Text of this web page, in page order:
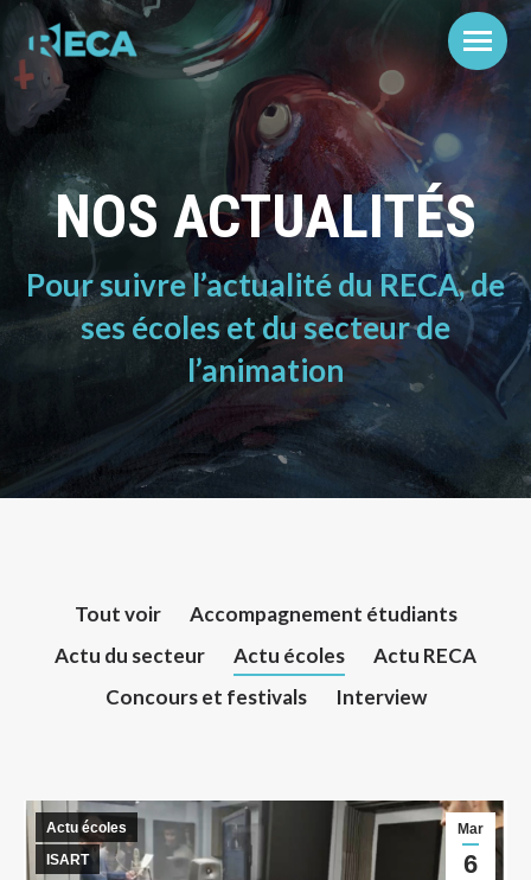
NOS ACTUALITÉS
Pour suivre l’actualité du RECA, de
ses écoles et du secteur de
l’animation
Tout voir
Accompagnement étudiants
Actu du secteur
Actu écoles
Actu RECA
Concours et festivals
Interview
Mar
6
Actu écoles
ISART